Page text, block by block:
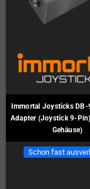
Immortal Joysticks DB-
Adapter (Joystick 9-
Gehäuse)
Schon fast